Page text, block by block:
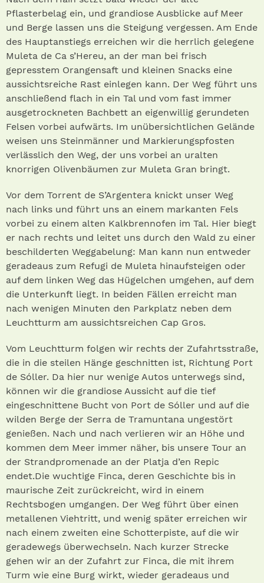
Pflasterbelag ein, und grandiose Ausblicke auf Meer
und Berge lassen uns die Steigung vergessen. Am Ende
des Hauptanstiegs erreichen wir die herrlich gelegene
Muleta de Ca s’Hereu, an der man bei frisch
gepresstem Orangensaft und kleinen Snacks eine
aussichtsreiche Rast einlegen kann. Der Weg führt uns
anschließend flach in ein Tal und vom fast immer
ausgetrockneten Bachbett an eigenwillig gerundeten
Felsen vorbei aufwärts. Im unübersichtlichen Gelände
weisen uns Steinmänner und Markierungspfosten
verlässlich den Weg, der uns vorbei an uralten
knorrigen Olivenbäumen zur Muleta Gran bringt.
Vor dem Torrent de S’Argentera knickt unser Weg
nach links und führt uns an einem markanten Fels
vorbei zu einem alten Kalkbrennofen im Tal. Hier biegt
er nach rechts und leitet uns durch den Wald zu einer
beschilderten Weggabelung: Man kann nun entweder
geradeaus zum Refugi de Muleta hinaufsteigen oder
auf dem linken Weg das Hügelchen umgehen, auf dem
die Unterkunft liegt. In beiden Fällen erreicht man
nach wenigen Minuten den Parkplatz neben dem
Leuchtturm am aussichtsreichen Cap Gros.
Vom Leuchtturm folgen wir rechts der Zufahrtsstraße,
die in die steilen Hänge geschnitten ist, Richtung Port
de Sóller. Da hier nur wenige Autos unterwegs sind,
können wir die grandiose Aussicht auf die tief
eingeschnittene Bucht von Port de Sóller und auf die
wilden Berge der Serra de Tramuntana ungestört
genießen. Nach und nach verlieren wir an Höhe und
kommen dem Meer immer näher, bis unsere Tour an
der Strandpromenade an der Platja d’en Repic
endet.Die wuchtige Finca, deren Geschichte bis in
maurische Zeit zurückreicht, wird in einem
Rechtsbogen umgangen. Der Weg führt über einen
metallenen Viehtritt, und wenig später erreichen wir
nach einem zweiten eine Schotterpiste, auf die wir
geradewegs überwechseln. Nach kurzer Strecke
gehen wir an der Zufahrt zur Finca, die mit ihrem
Turm wie eine Burg wirkt, wieder geradeaus und